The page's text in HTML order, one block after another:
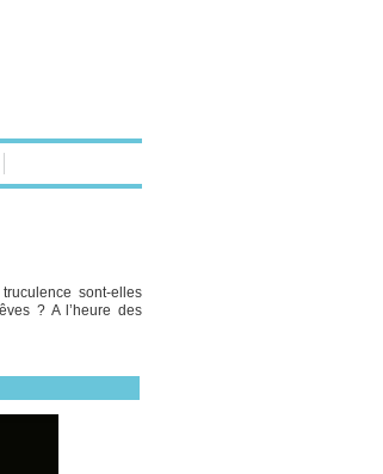
sont-elles
? A l’heure des